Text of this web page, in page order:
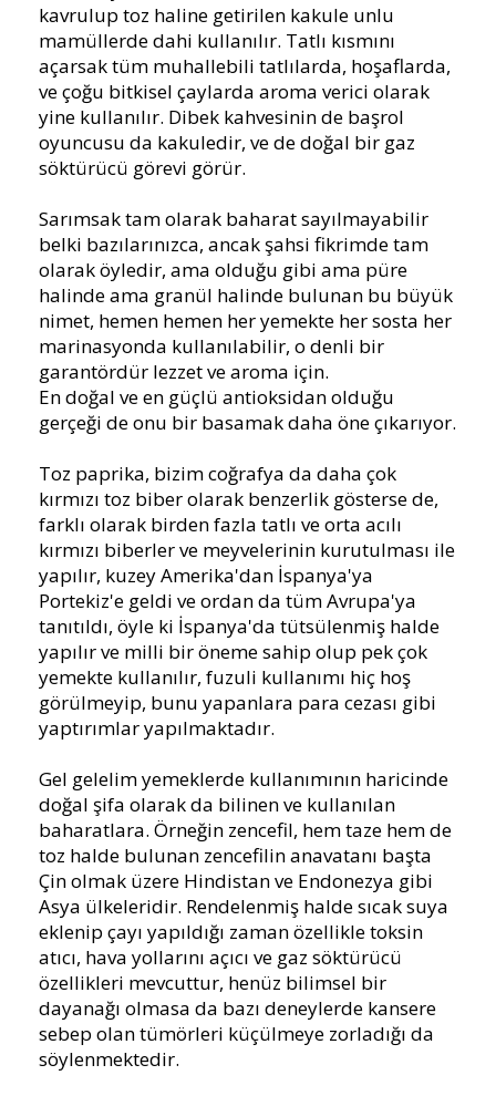
kavrulup toz haline getirilen kakule unlu
mamüllerde dahi kullanılır. Tatlı kısmını
açarsak tüm muhallebili tatlılarda, hoşaflarda,
ve çoğu bitkisel çaylarda aroma verici olarak
yine kullanılır. Dibek kahvesinin de başrol
oyuncusu da kakuledir, ve de doğal bir gaz
söktürücü görevi görür.
Sarımsak tam olarak baharat sayılmayabilir
belki bazılarınızca, ancak şahsi fikrimde tam
olarak öyledir, ama olduğu gibi ama püre
halinde ama granül halinde bulunan bu büyük
nimet, hemen hemen her yemekte her sosta her
marinasyonda kullanılabilir, o denli bir
garantördür lezzet ve aroma için.
En doğal ve en güçlü antioksidan olduğu
gerçeği de onu bir basamak daha öne çıkarıyor.
Toz paprika, bizim coğrafya da daha çok
kırmızı toz biber olarak benzerlik gösterse de,
farklı olarak birden fazla tatlı ve orta acılı
kırmızı biberler ve meyvelerinin kurutulması ile
yapılır, kuzey Amerika'dan İspanya'ya
Portekiz'e geldi ve ordan da tüm Avrupa'ya
tanıtıldı, öyle ki İspanya'da tütsülenmiş halde
yapılır ve milli bir öneme sahip olup pek çok
yemekte kullanılır, fuzuli kullanımı hiç hoş
görülmeyip, bunu yapanlara para cezası gibi
yaptırımlar yapılmaktadır.
Gel gelelim yemeklerde kullanımının haricinde
doğal şifa olarak da bilinen ve kullanılan
baharatlara. Örneğin zencefil, hem taze hem de
toz halde bulunan zencefilin anavatanı başta
Çin olmak üzere Hindistan ve Endonezya gibi
Asya ülkeleridir. Rendelenmiş halde sıcak suya
eklenip çayı yapıldığı zaman özellikle toksin
atıcı, hava yollarını açıcı ve gaz söktürücü
özellikleri mevcuttur, henüz bilimsel bir
dayanağı olmasa da bazı deneylerde kansere
sebep olan tümörleri küçülmeye zorladığı da
söylenmektedir.